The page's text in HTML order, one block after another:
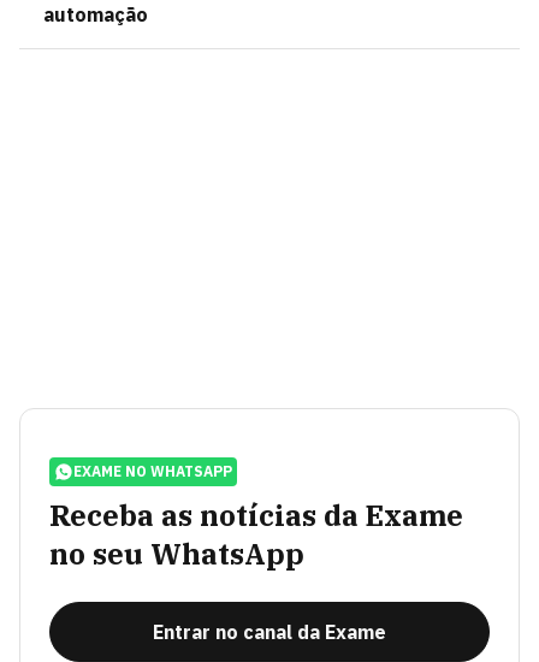
automação
EXAME NO WHATSAPP
Receba as notícias da Exame
no seu WhatsApp
Entrar no canal da Exame